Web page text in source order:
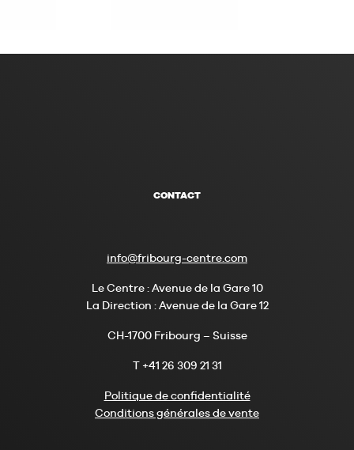
CONTACT
info@fribourg-centre.com
Le Centre : Avenue de la Gare 10
La Direction : Avenue de la Gare 12
CH-1700 Fribourg – Suisse
T +41 26 309 21 31
Politique de confidentialité
Conditions générales de vente